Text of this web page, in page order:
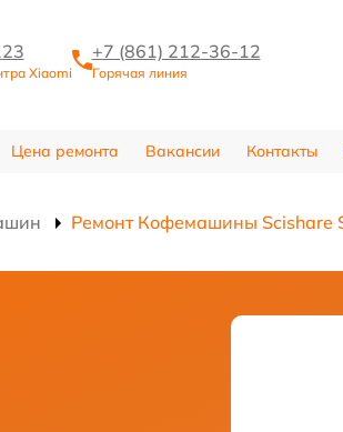
Xiaomi
+7 (861) 212-36-12
Горячая линия
Цена ремонта Вакансии Контакты
Ремонт Кофемашины Scishare